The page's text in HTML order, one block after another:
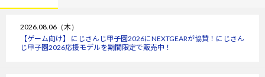
2026.08.06（木）
【ゲーム向け】 にじさんじ甲子園2026にNEXTGEARが協賛！にじさん
じ甲子園2026応援モデルを期間限定で販売中！